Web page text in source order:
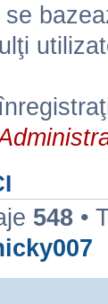
548 •